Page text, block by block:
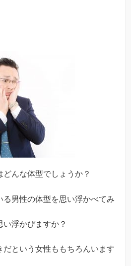
んな体型でしょうか？
る男性の体型を思い浮かべてみ
い浮かびますか？
だという女性ももちろんいます